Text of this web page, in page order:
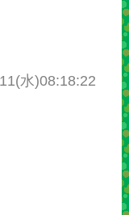
水)08:18:22